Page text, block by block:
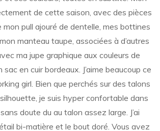
de cette saison, avec des pièces
mon pull ajouré de dentelle, mes bottines
manteau taupe, associées à d’autres
ma jupe graphique aux couleurs de
sac en cuir bordeaux. J’aime beaucoup ce
girl. Bien que perchés sur des talons
je suis hyper confortable dans
doute du au talon assez large. J’ai
bi-matière et le bout doré. Vous avez